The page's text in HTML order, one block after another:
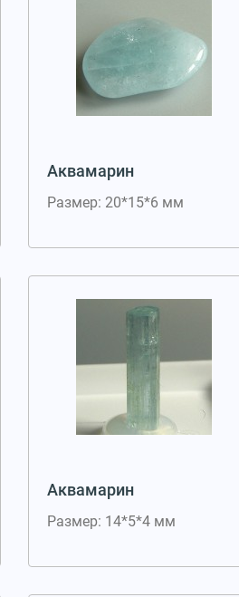
Аквамарин
Размер: 20*15*6 мм
Аквамарин
Размер: 14*5*4 мм